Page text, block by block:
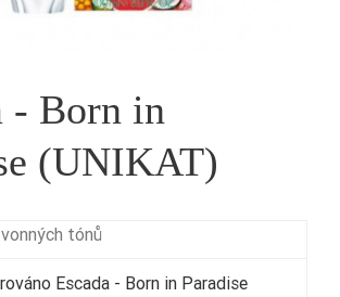
- Born in
(UNIKAT)
tónů
Escada - Born in Paradise